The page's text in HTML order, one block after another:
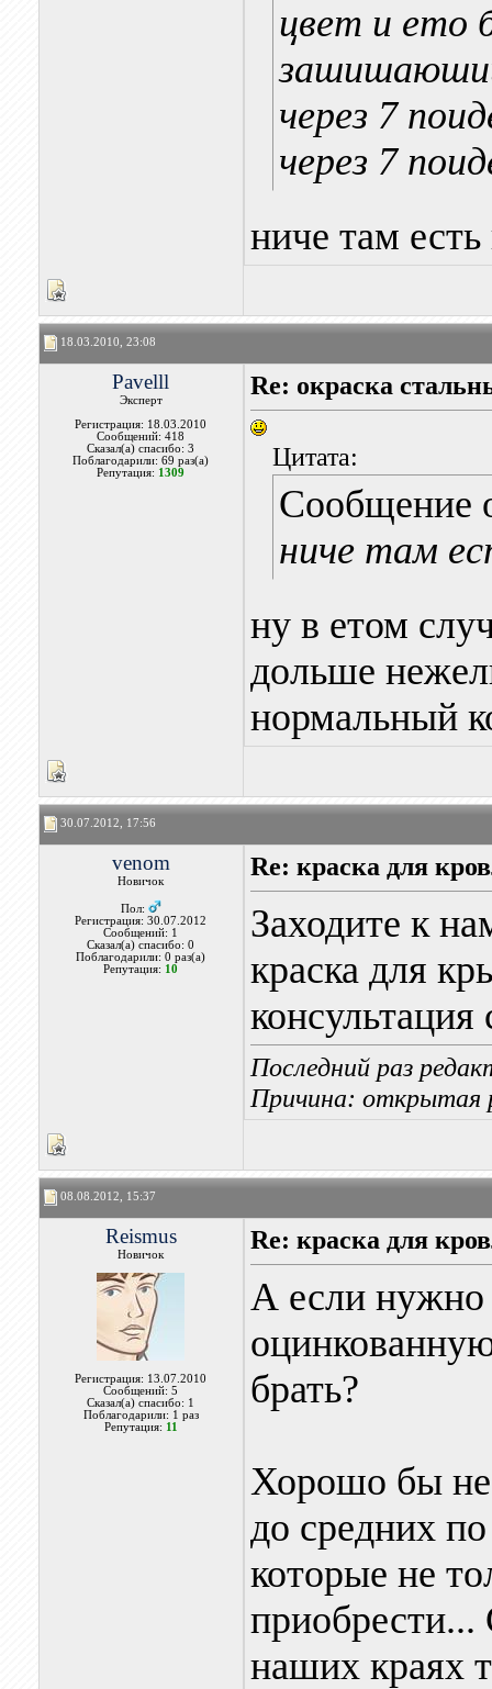
цвет и ето
через 7
через 7
ниче там
18.03.2010, 23:08
Pavelll
Эксперт
Регистрация: 18.03.2010
Сообщений: 418
Сказал(а) спасибо: 3
Поблагодарили: 69 раз(а)
Репутация: 1309
Re: окраска
Цитата:
Сообщение
ниче там
ну в етом
дольше
нормальный
30.07.2012, 17:56
venom
Новичок
Пол:
Регистрация: 30.07.2012
Сообщений: 1
Сказал(а) спасибо: 0
Поблагодарили: 0 раз(а)
Репутация: 10
Re: краска для
Заходите к
краска для
Последний раз
Причина: открытая
08.08.2012, 15:37
Reismus
Новичок
Регистрация: 13.07.2010
Сообщений: 5
Сказал(а) спасибо: 1
Поблагодарили: 1 раз
Репутация: 11
Re: краска для
А если нужно
брать?
Хорошо бы
до средних
которые не
наших краях